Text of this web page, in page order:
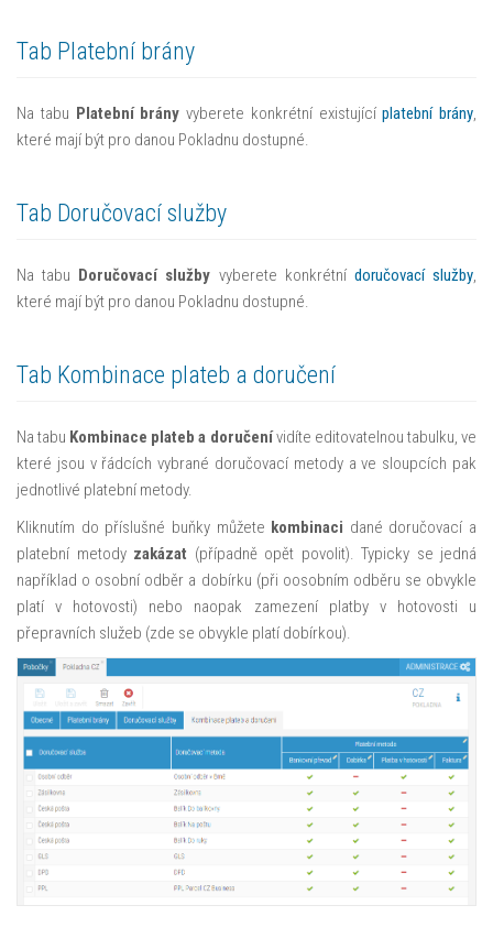
Tab Platební brány
Na tabu Platební brány vyberete konkrétní existujícíplatební brány,
které mají být pro danou Pokladnu dostupné.
Tab Doručovací služby
Na tabu Doručovací služby vyberete konkrétní doručovací služby,
které mají být pro danou Pokladnu dostupné.
Tab Kombinace plateb a doručení
Na tabu Kombinace plateb a doručenívidíte editovatelnou tabulku, ve
které jsou v řádcích vybrané doručovací metody a ve sloupcích pak
jednotlivé platební metody.
Kliknutím do příslušné buňky můžete kombinaci dané doručovací a
platební metody zakázat (případně opět povolit). Typicky se jedná
například o osobní odběr a dobírku (při oosobním odběru se obvykle
platí v hotovosti) nebo naopak zamezení platby v hotovosti u
přepravních služeb (zde se obvykle platí dobírkou).